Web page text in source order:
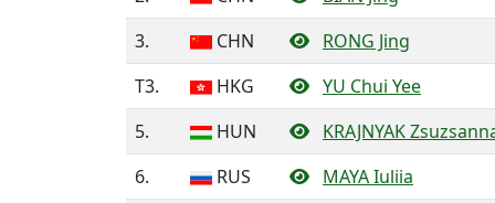
3.
CHN
RONG Jing
T3.
HKG
YU Chui Yee
5.
HUN
KRAJNYAK
6.
RUS
MAYA Iuliia